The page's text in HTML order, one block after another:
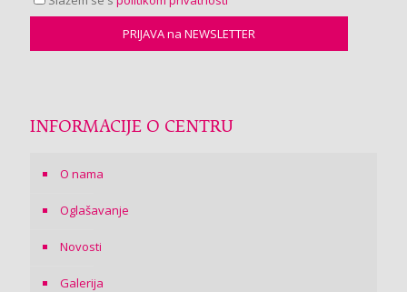
INFORMACIJE O CENTRU
O nama
Oglašavanje
Novosti
Galerija